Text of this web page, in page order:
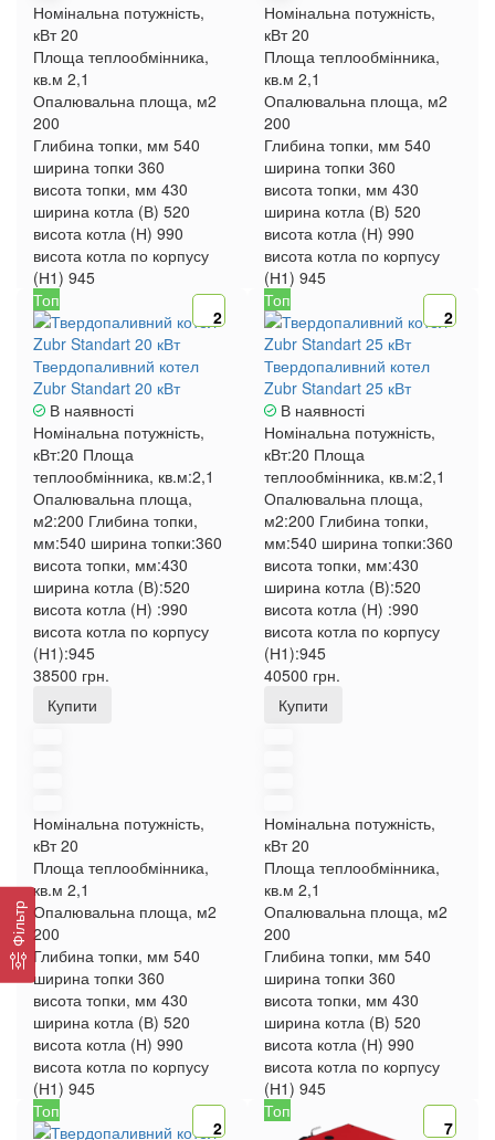
Фільтр
Номінальна потужність,
кВт 20
Площа теплообмінника,
кв.м 2,1
Опалювальна площа, м2
200
Глибина топки, мм 540
ширина топки 360
висота топки, мм 430
ширина котла (В) 520
висота котла (Н) 990
висота котла по корпусу
(Н1) 945
Номінальна потужність,
кВт 20
Площа теплообмінника,
кв.м 2,1
Опалювальна площа, м2
200
Глибина топки, мм 540
ширина топки 360
висота топки, мм 430
ширина котла (В) 520
висота котла (Н) 990
висота котла по корпусу
(Н1) 945
2
Топ
Твердопаливний котел
Zubr Standart 20 кВт
В наявності
Номінальна потужність,
кВт:20 Площа
теплообмінника, кв.м:2,1
Опалювальна площа,
м2:200 Глибина топки,
мм:540 ширина топки:360
висота топки, мм:430
ширина котла (В):520
висота котла (Н) :990
висота котла по корпусу
(Н1):945
38500 грн.
Купити
Номінальна потужність,
кВт 20
Площа теплообмінника,
кв.м 2,1
Опалювальна площа, м2
200
Глибина топки, мм 540
ширина топки 360
висота топки, мм 430
ширина котла (В) 520
висота котла (Н) 990
висота котла по корпусу
(Н1) 945
2
Топ
Твердопаливний котел
Zubr Standart 25 кВт
В наявності
Номінальна потужність,
кВт:20 Площа
теплообмінника, кв.м:2,1
Опалювальна площа,
м2:200 Глибина топки,
мм:540 ширина топки:360
висота топки, мм:430
ширина котла (В):520
висота котла (Н) :990
висота котла по корпусу
(Н1):945
40500 грн.
Купити
Номінальна потужність,
кВт 20
Площа теплообмінника,
кв.м 2,1
Опалювальна площа, м2
200
Глибина топки, мм 540
ширина топки 360
висота топки, мм 430
ширина котла (В) 520
висота котла (Н) 990
висота котла по корпусу
(Н1) 945
2
Топ
7
Топ